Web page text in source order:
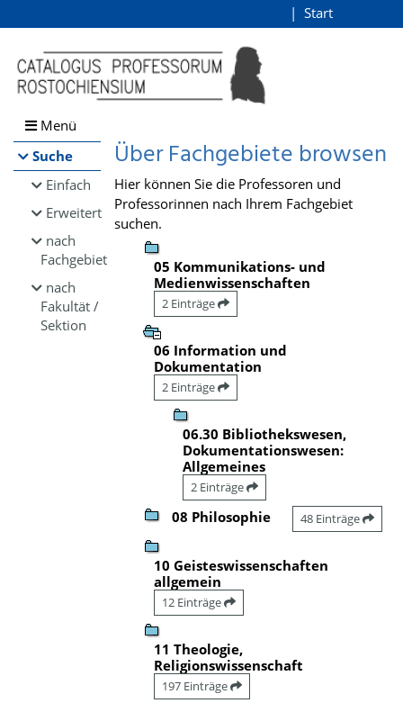
Browsen
direkt zum Inhalt
Start
Menü
Suche
Einfach
Erweitert
nach
Fachgebiet
nach
Fakultät /
Sektion
Über Fachgebiete browsen
Hier können Sie die Professoren und
Professorinnen nach Ihrem Fachgebiet
suchen.
05 Kommunikations- und
Medienwissenschaften
2 Einträge
06 Information und
Dokumentation
2 Einträge
06.30 Bibliothekswesen,
Dokumentationswesen:
Allgemeines
2 Einträge
08 Philosophie 48 Einträge
10 Geisteswissenschaften
allgemein
12 Einträge
11 Theologie,
Religionswissenschaft
197 Einträge